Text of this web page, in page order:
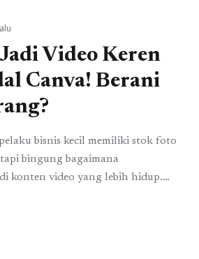
Video Keren
Canva! Berani
bisnis kecil memiliki stok foto
bingung bagaimana
konten video yang lebih hidup.
profesional tanpa perlu skill editing